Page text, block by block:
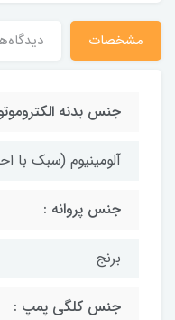
مشخصات
جنس بدنه
آلومینیوم (سبک با
جنس پروانه :
برنج
جنس کلگی پمپ :